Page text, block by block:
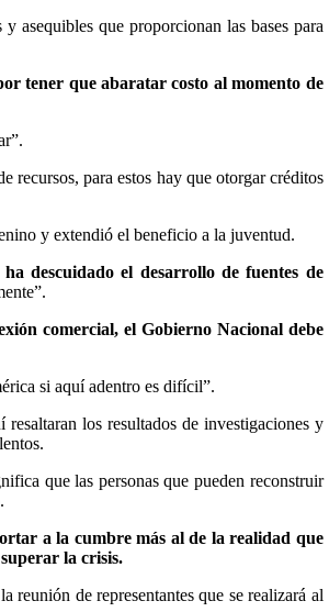
asequibles que proporcionan las bases para
tener que abaratar costo al momento de
recursos, para estos hay que otorgar créditos
y extendió el beneficio a la juventud.
descuidado el desarrollo de fuentes de
comercial, el Gobierno Nacional debe
si aquí adentro es difícil”.
los resultados de investigaciones y
que las personas que pueden reconstruir
a la cumbre más al de la realidad que
la crisis.
reunión de representantes que se realizará al